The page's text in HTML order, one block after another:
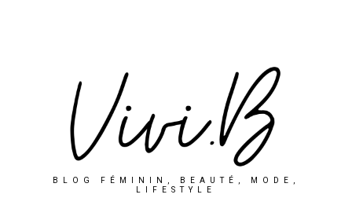
BLOG FÉMININ, BEAUTÉ, MODE,
LIFESTYLE